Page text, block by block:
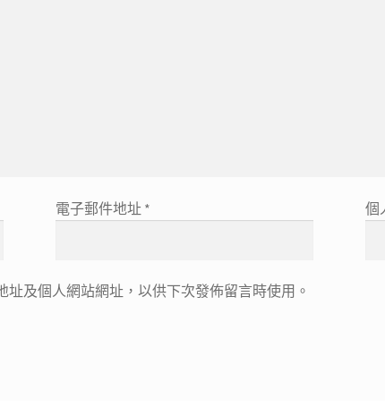
電子郵件地址 * 個
址及個人網站網址，以供下次發佈留言時使用。